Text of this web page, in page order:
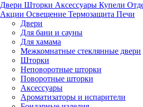
Двери Шторки Аксессуары Купели
Акции Освещение Термозащита Печи
Двери
Для бани и сауны
Для хамама
Межкомнатные стеклянные двери
Шторки
Неповоротные шторки
Поворотные шторки
Аксессуары
Ароматизаторы и испарители